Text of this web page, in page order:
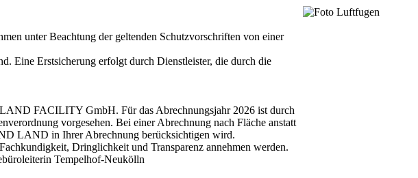
unter Beachtung der geltenden Schutzvorschriften von einer
Eine Erstsicherung erfolgt durch Dienstleister, die durch die
FACILITY GmbH. Für das Abrechnungsjahr 2026 ist durch
vorgesehen. Bei einer Abrechnung nach Fläche anstatt
LAND in Ihrer Abrechnung berücksichtigen wird.
Dringlichkeit und Transparenz annehmen werden.
Tempelhof-Neukölln